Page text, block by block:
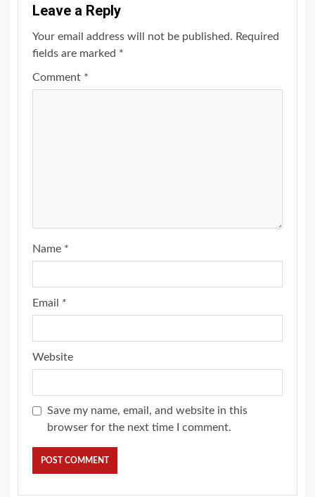
Leave a Reply
Your email address will not be published. Required
fields are marked *
Comment *
Name *
Email *
Website
Save my name, email, and website in this
browser for the next time I comment.